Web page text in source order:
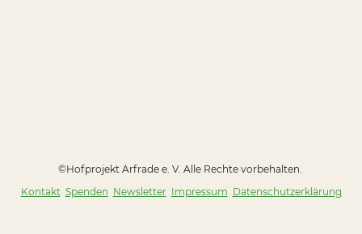
©Hofprojekt Arfrade e. V. Alle Rechte vorbehalten.
Kontakt Spenden Newsletter Impressum Datenschutzerklärung